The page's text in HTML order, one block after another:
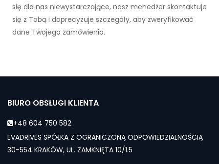
się dla nas niewystarczające, nasz menedżer skontaktuje
się z Tobą i doprecyzuje szczegóły, aby zweryfikować
dane Twojego zamówienia.
BIURO OBSŁUGI KLIENTA
+48 604 750 582
EVADRIVES SPÓŁKA Z OGRANICZONĄ ODPOWIEDZIALNOŚCIĄ
30-554 KRAKÓW, UL. ZAMKNIĘTA 10/1.5